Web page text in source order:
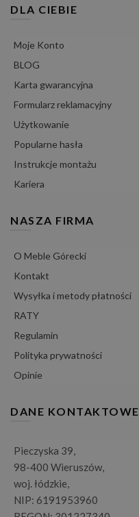
DLA CIEBIE
Moje Konto
BLOG
Karta gwarancyjna
Formularz reklamacyjny
Użytkowanie
Popularne hasła
Instrukcje montażu
Kariera
NASZA FIRMA
O Meble Górecki
Kontakt
Wysyłka i metody płatności
RATY
Regulamin
Polityka prywatności
Opinie
DANE KONTAKTOWE
Pieczyska 39,
98-400 Wieruszów,
woj. łódzkie,
NIP: 6191953960